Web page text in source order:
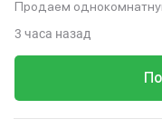
Продаем
3 часа назад